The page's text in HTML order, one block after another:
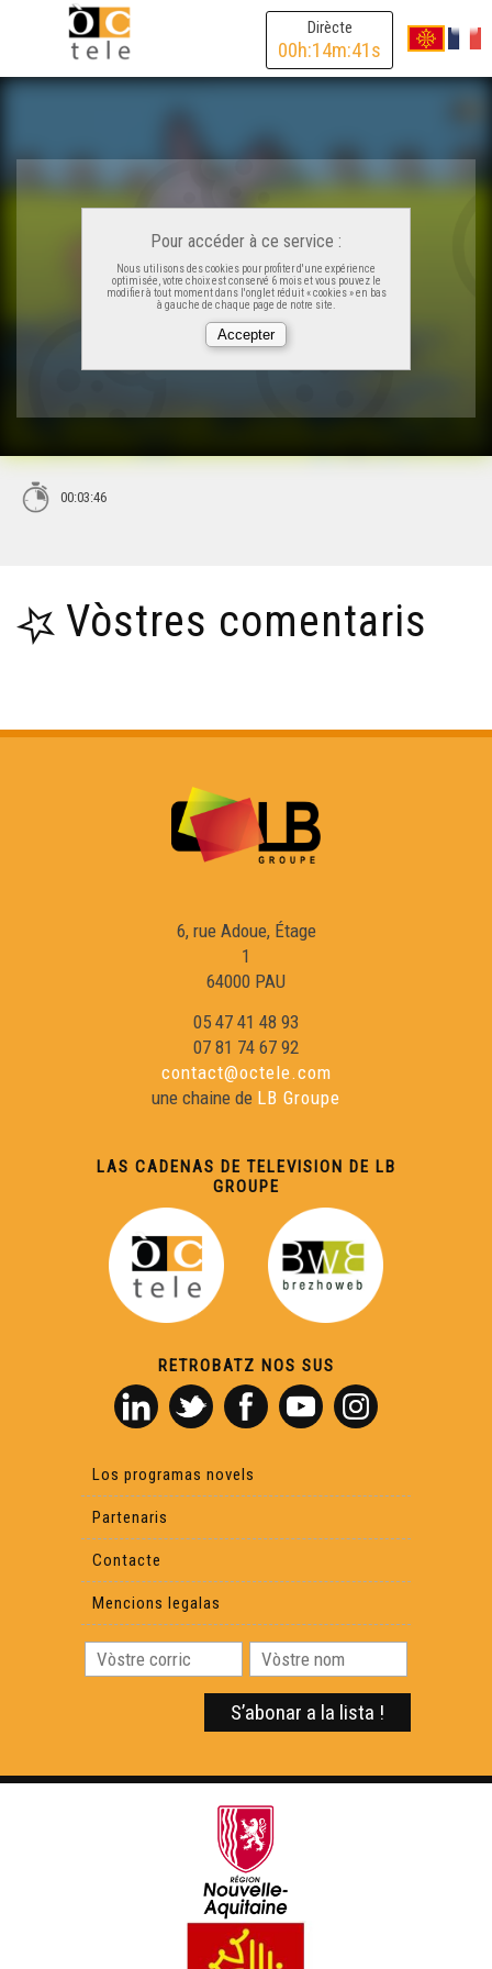
Dirècte
00h:14m:41s
Pour accéder à ce service :
Nous utilisons des cookies pour profiter d'une expérience
optimisée, votre choix est conservé 6 mois et vous pouvez le
modifier à tout moment dans l'onglet réduit « cookies » en bas
à gauche de chaque page de notre site.
00:03:46
Vòstres comentaris
6, rue Adoue, Étage
1
64000 PAU
05 47 41 48 93
07 81 74 67 92
contact@octele.com
une chaine de LB Groupe
LAS CADENAS DE TELEVISION DE LB
GROUPE
RETROBATZ NOS SUS
Los programas novels
Partenaris
Contacte
Mencions legalas